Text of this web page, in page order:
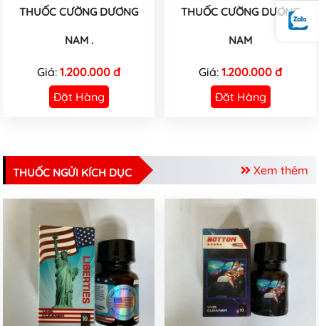
THUỐC CƯỜNG DƯƠNG
NAM .
Giá: 1.200.000 đ
Đặt Hàng
THUỐC CƯỜNG DƯƠNG
NAM
Giá: 1.200.000 đ
Đặt Hàng
Xem thêm
THUỐC NGỬI KÍCH DỤC